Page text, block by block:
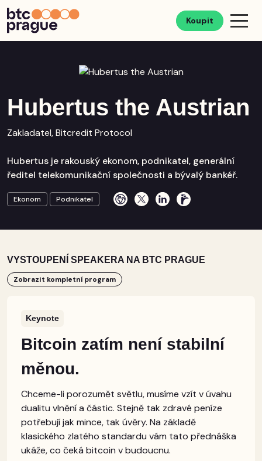
Koupit
Hubertus the Austrian
Zakladatel, Bitcredit Protocol
Hubertus je rakouský ekonom, podnikatel, generální
ředitel telekomunikační společnosti a bývalý bankéř.
Ekonom Podnikatel
VYSTOUPENÍ SPEAKERA NA BTC PRAGUE
Zobrazit kompletní program
Keynote
Bitcoin zatím není stabilní
měnou.
Chceme-li porozumět světlu, musíme vzít v úvahu
dualitu vlnění a částic. Stejně tak zdravé peníze
potřebují jak mince, tak úvěry. Na základě
klasického zlatého standardu vám tato přednáška
ukáže, co čeká bitcoin v budoucnu.